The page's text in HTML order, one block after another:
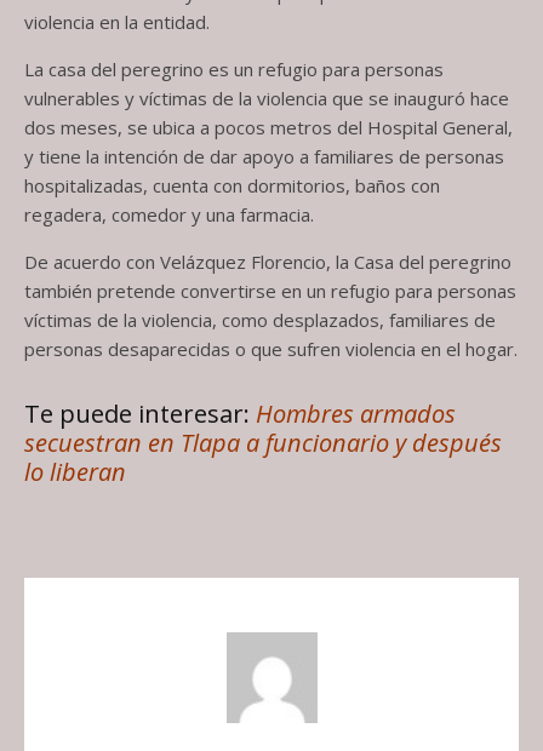
violencia en la entidad.
La casa del peregrino es un refugio para personas
vulnerables y víctimas de la violencia que se inauguró hace
dos meses, se ubica a pocos metros del Hospital General,
y tiene la intención de dar apoyo a familiares de personas
hospitalizadas, cuenta con dormitorios, baños con
regadera, comedor y una farmacia.
De acuerdo con Velázquez Florencio, la Casa del peregrino
también pretende convertirse en un refugio para personas
víctimas de la violencia, como desplazados, familiares de
personas desaparecidas o que sufren violencia en el hogar.
Te puede interesar: Hombres armados
secuestran en Tlapa a funcionario y después
lo liberan